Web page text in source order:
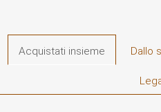
Acquistati insieme Dallo